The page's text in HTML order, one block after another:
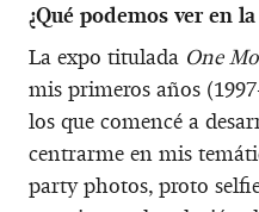
¿Qué podemos ver en
La expo titulada One
mis primeros años
los que comencé a
centrarme en mis
party photos, proto